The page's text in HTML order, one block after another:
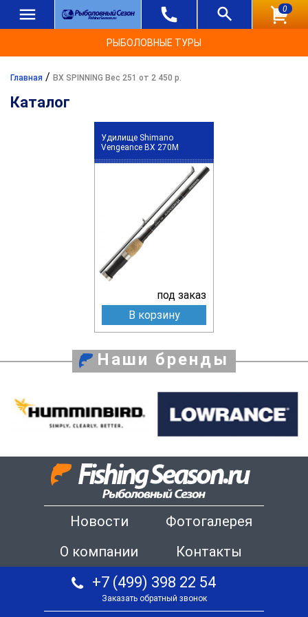
0
РЫБОЛОВНЫЕ ТУРЫ
Главная / BX SPINNING Вес 251 от 2 450 р.
Каталог
Удилище Shimano
Vengeance BX 270M
под заказ
В корзину
Наши бренды
Новости
Фотогалерея
О компании
Контакты
+7 (499) 398 22 54
Заказать обратный звонок